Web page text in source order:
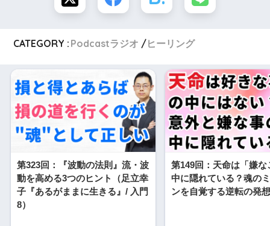
CATEGORY : Podcastラジオ ヒーリング
第323回：『波動の法則』流・波
動を高める3つのヒント（足立幸
子『あるがままに生きる』/ 入門
8）
第149回：天命は「嫌な
中に隠れている？魂の
ンを自覚する逆転の発